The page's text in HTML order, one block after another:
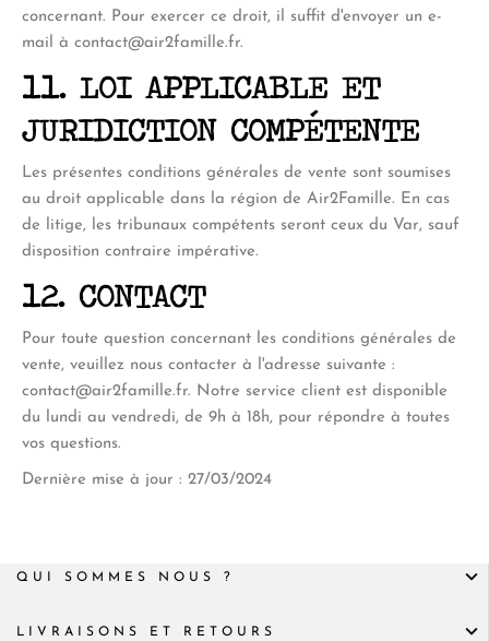
concernant. Pour exercer ce droit, il suffit d'envoyer un e-
mail à contact@air2famille.fr.
11. LOI APPLICABLE ET
JURIDICTION COMPÉTENTE
Les présentes conditions générales de vente sont soumises
au droit applicable dans la région de Air2Famille. En cas
de litige, les tribunaux compétents seront ceux du Var, sauf
disposition contraire impérative.
12. CONTACT
Pour toute question concernant les conditions générales de
vente, veuillez nous contacter à l'adresse suivante :
contact@air2famille.fr. Notre service client est disponible
du lundi au vendredi, de 9h à 18h, pour répondre à toutes
vos questions.
Dernière mise à jour : 27/03/2024
QUI SOMMES NOUS ?
LIVRAISONS ET RETOURS